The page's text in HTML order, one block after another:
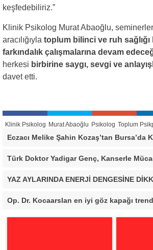
keşfedebiliriz.”
Klinik Psikolog Murat Abaoğlu,
aracılığıyla toplum bilinci ve ruh
farkındalık çalışmalarına devam
herkesi birbirine saygı, sevgi ve
davet etti.
Klinik Psikolog Murat Abaoğlu Psikolog Toplum
YAZ AYLARINDA ENERJİ DENGESİNE
Op. Dr. Kocaarslan en iyi göz kapağı